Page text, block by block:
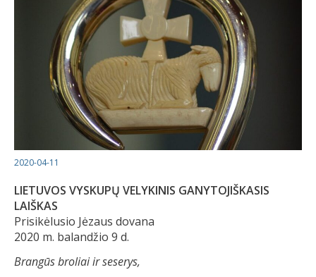
2020-04-11
LIETUVOS VYSKUPŲ VELYKINIS GANYTOJIŠKASIS
LAIŠKAS
Prisikėlusio Jėzaus dovana
2020 m. balandžio 9 d.
Brangūs broliai ir seserys,